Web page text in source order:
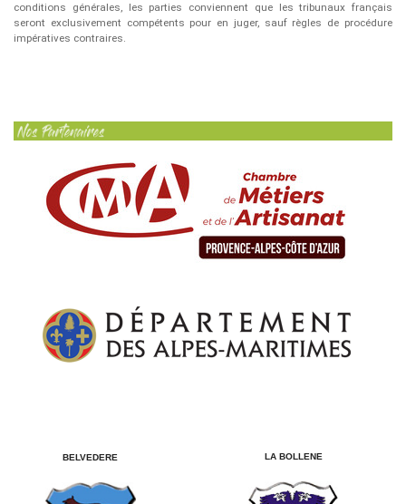
conditions générales, les parties conviennent que les tribunaux français
seront exclusivement compétents pour en juger, sauf règles de procédure
impératives contraires.
BELVEDERE LA BOLLENE